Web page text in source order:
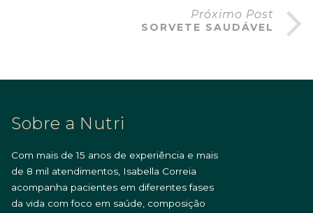
Próximo Post
SORVETE SAUDÁVEL
Sobre a Nutri
Com mais de 15 anos de experiência e mais
de 8 mil atendimentos, Isabella Correia
acompanha pacientes em diferentes fases
da vida com foco em saúde, composição